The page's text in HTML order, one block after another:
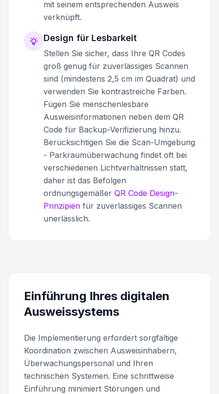
mit seinem entsprechenden Ausweis
verknüpft.
Design für Lesbarkeit
Stellen Sie sicher, dass Ihre QR Codes
groß genug für zuverlässiges Scannen
sind (mindestens 2,5 cm im Quadrat) und
verwenden Sie kontrastreiche Farben.
Fügen Sie menschenlesbare
Ausweisinformationen neben dem QR
Code für Backup-Verifizierung hinzu.
Berücksichtigen Sie die Scan-Umgebung
- Parkraumüberwachung findet oft bei
verschiedenen Lichtverhältnissen statt,
daher ist das Befolgen
ordnungsgemäßer QR Code Design-
Prinzipien für zuverlässiges Scannen
unerlässlich.
Einführung Ihres digitalen
Ausweissystems
Die Implementierung erfordert sorgfältige
Koordination zwischen Ausweisinhabern,
Überwachungspersonal und Ihren
technischen Systemen. Eine schrittweise
Einführung minimiert Störungen und